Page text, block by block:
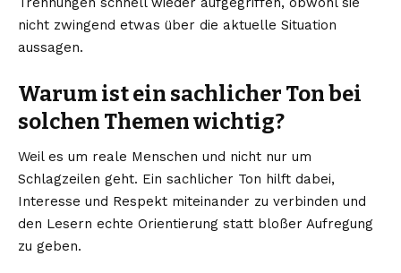
nicht zwingend etwas über die aktuelle Situation
aussagen.
Warum ist ein sachlicher Ton bei
solchen Themen wichtig?
Weil es um reale Menschen und nicht nur um
Schlagzeilen geht. Ein sachlicher Ton hilft dabei,
Interesse und Respekt miteinander zu verbinden und
den Lesern echte Orientierung statt bloßer Aufregung
zu geben.